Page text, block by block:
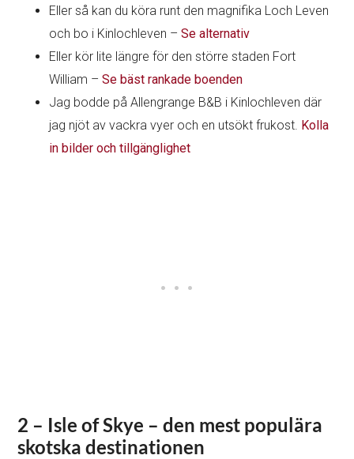
Eller så kan du köra runt den magnifika Loch Leven
och bo i Kinlochleven –Se alternativ
Eller kör lite längre för den större staden Fort
William –Se bäst rankade boenden
Jag bodde på Allengrange B&B i Kinlochleven där
jag njöt av vackra vyer och en utsökt frukost. Kolla
in bilder och tillgänglighet
2 – Isle of Skye – den mest populära
skotska destinationen